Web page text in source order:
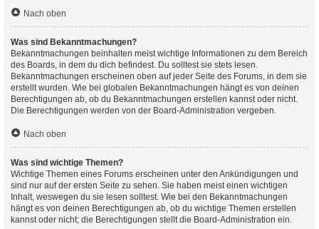
Nach oben
Was sind Bekanntmachungen?
Bekanntmachungen beinhalten meist wichtige Informationen zu dem Bereich
des Boards, in dem du dich befindest. Du solltest sie stets lesen.
Bekanntmachungen erscheinen oben auf jeder Seite des Forums, in dem sie
erstellt wurden. Wie bei globalen Bekanntmachungen hängt es von deinen
Berechtigungen ab, ob du Bekanntmachungen erstellen kannst oder nicht.
Die Berechtigungen werden von der Board-Administration vergeben.
Nach oben
Was sind wichtige Themen?
Wichtige Themen eines Forums erscheinen unter den Ankündigungen und
sind nur auf der ersten Seite zu sehen. Sie haben meist einen wichtigen
Inhalt, weswegen du sie lesen solltest. Wie bei den Bekanntmachungen
hängt es von deinen Berechtigungen ab, ob du wichtige Themen erstellen
kannst oder nicht; die Berechtigungen stellt die Board-Administration ein.